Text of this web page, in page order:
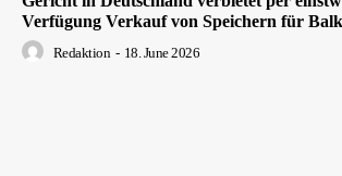
Verfügung Verkauf von Speichern für
Redaktion - 18. June 2026